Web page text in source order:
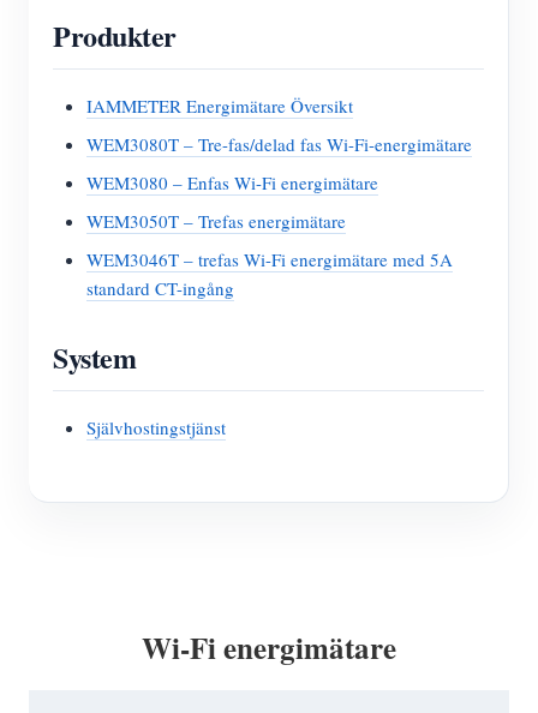
Produkter
IAMMETER Energimätare Översikt
WEM3080T – Tre-fas/delad fas Wi-Fi-energimätare
WEM3080 – Enfas Wi-Fi energimätare
WEM3050T – Trefas energimätare
WEM3046T – trefas Wi-Fi energimätare med 5A
standard CT-ingång
System
Självhostingstjänst
Wi-Fi energimätare